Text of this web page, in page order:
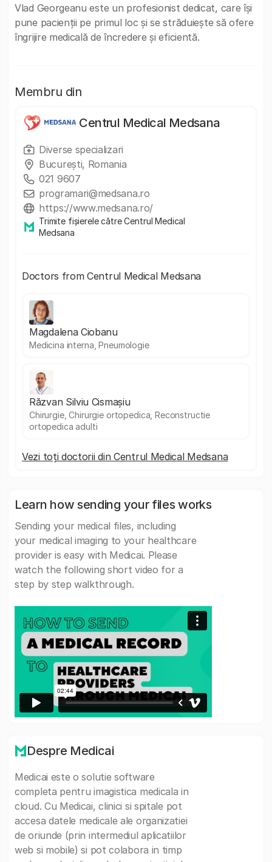
Vlad Georgeanu este un profesionist dedicat, care își
pune pacienții pe primul loc și se străduiește să ofere
îngrijire medicală de încredere și eficientă.
Membru din
Centrul Medical Medsana
Diverse specializari
București, Romania
021 9607
programari@medsana.ro
https://www.medsana.ro/
Trimite fișierele către Centrul Medical
Medsana
Doctors from Centrul Medical Medsana
Magdalena Ciobanu
Medicina interna, Pneumologie
Răzvan Silviu Cismașiu
Chirurgie, Chirurgie ortopedica, Reconstructie
ortopedica adulti
Vezi toți doctorii din Centrul Medical Medsana
Learn how sending your files works
Sending your medical files, including
your medical imaging to your healthcare
provider is easy with Medicai. Please
watch the following short video for a
step by step walkthrough.
Despre Medicai
Medicai este o solutie software
completa pentru imagistica medicala in
cloud. Cu Medicai, clinici si spitale pot
accesa datele medicale ale organizatiei
de oriunde (prin intermediul aplicatiilor
web si mobile) si pot colabora in timp